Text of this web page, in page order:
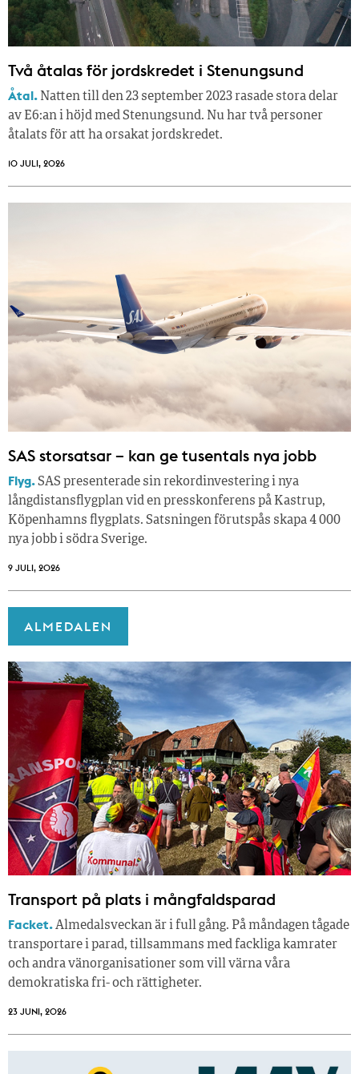
Två åtalas för jordskredet i Stenungsund
Åtal. Natten till den 23 september 2023 rasade stora delar
av E6:an i höjd med Stenungsund. Nu har två personer
åtalats för att ha orsakat jordskredet.
10 JULI, 2026
SAS storsatsar – kan ge tusentals nya jobb
Flyg.SAS presenterade sin rekordinvestering i nya
långdistansflygplan vid en presskonferens på Kastrup,
Köpenhamns flygplats. Satsningen förutspås skapa 4 000
nya jobb i södra Sverige.
9 JULI, 2026
ALMEDALEN
Transport på plats i mångfaldsparad
Facket.Almedalsveckan är i full gång. På måndagen tågade
transportare i parad, tillsammans med fackliga kamrater
och andra vänorganisationer som vill värna våra
demokratiska fri- och rättigheter.
23 JUNI, 2026